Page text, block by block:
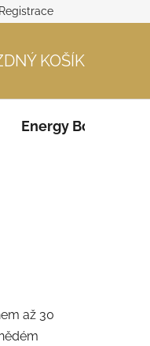
prodejce – ověření věku
Registrace
KOŠÍK
Energy Boosters
až 30